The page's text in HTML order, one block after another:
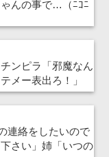
んの事で…（ﾆｺﾆ
ンピラ「邪魔なん
メー表出ろ！」
連絡をしたいので
さい」姉「いつの